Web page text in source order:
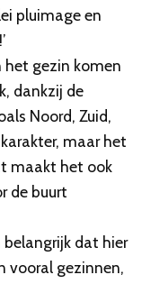
pluimage en
het gezin komen
dankzij de
Noord, Zuid,
maar het
maakt het ook
de buurt
dat hier
vooral gezinnen,